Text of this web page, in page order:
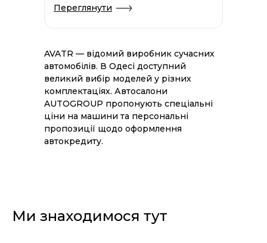
AVATR — відомий виробник сучасних
автомобілів. В Одесі доступний
великий вибір моделей у різних
комплектаціях. Автосалони
AUTOGROUP пропонують спеціальні
ціни на машини та персональні
пропозиції щодо оформлення
автокредиту.
Переглянути
Ми знаходимося тут